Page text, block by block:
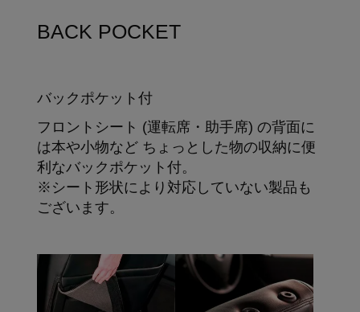
BACK POCKET
バックポケット付
フロントシート (運転席・助手席) の背面に
は本や小物など ちょっとした物の収納に便
利なバックポケット付。
※シート形状により対応していない製品も
ございます。